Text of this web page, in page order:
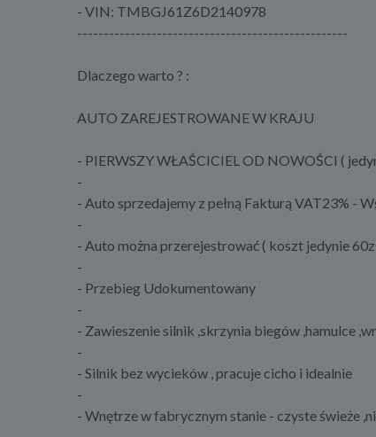
- VIN: TMBGJ61Z6D2140978
---------------------------------------------------
Dlaczego warto ? :
AUTO ZAREJESTROWANE W KRAJU
- PIERWSZY WŁAŚCICIEL OD NOWOŚCI (
-
- Auto sprzedajemy z pełną Fakturą VAT23% -
-
- Auto można przerejestrować ( koszt jedynie
-
- Przebieg Udokumentowany
-
- Zawieszenie silnik ,skrzynia biegów ,hamulce
-
- Silnik bez wycieków , pracuje cicho i idealnie
-
- Wnętrze w fabrycznym stanie - czyste świeże